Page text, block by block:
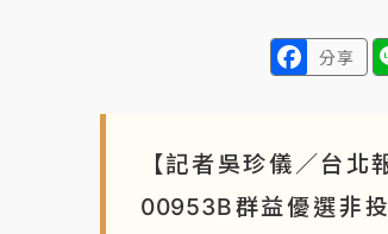
分享
【記者吳珍儀／台
00953B群益優選非